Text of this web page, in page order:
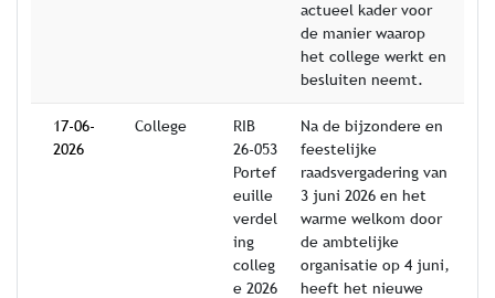
actueel kader voor
de manier waarop
het college werkt en
besluiten neemt.
17-06-
2026
College
RIB
26-053
Portef
euille
verdel
ing
colleg
e 2026
Na de bijzondere en
feestelijke
raadsvergadering van
3 juni 2026 en het
warme welkom door
de ambtelijke
organisatie op 4 juni,
heeft het nieuwe